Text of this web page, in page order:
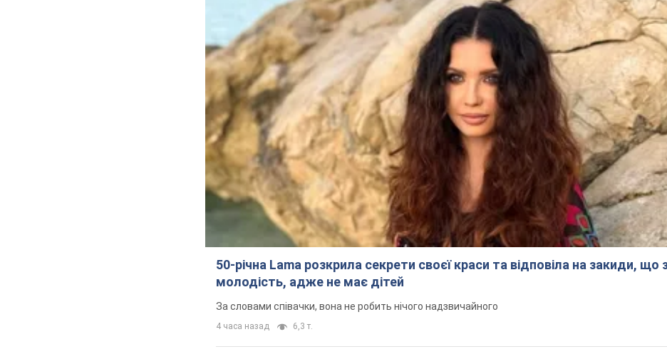
50-річна Lama розкрила секрети своєї краси та відповіла на закиди, що
молодість, адже не має дітей
За словами співачки, вона не робить нічого надзвичайного
4 часа назад 6,3 т.